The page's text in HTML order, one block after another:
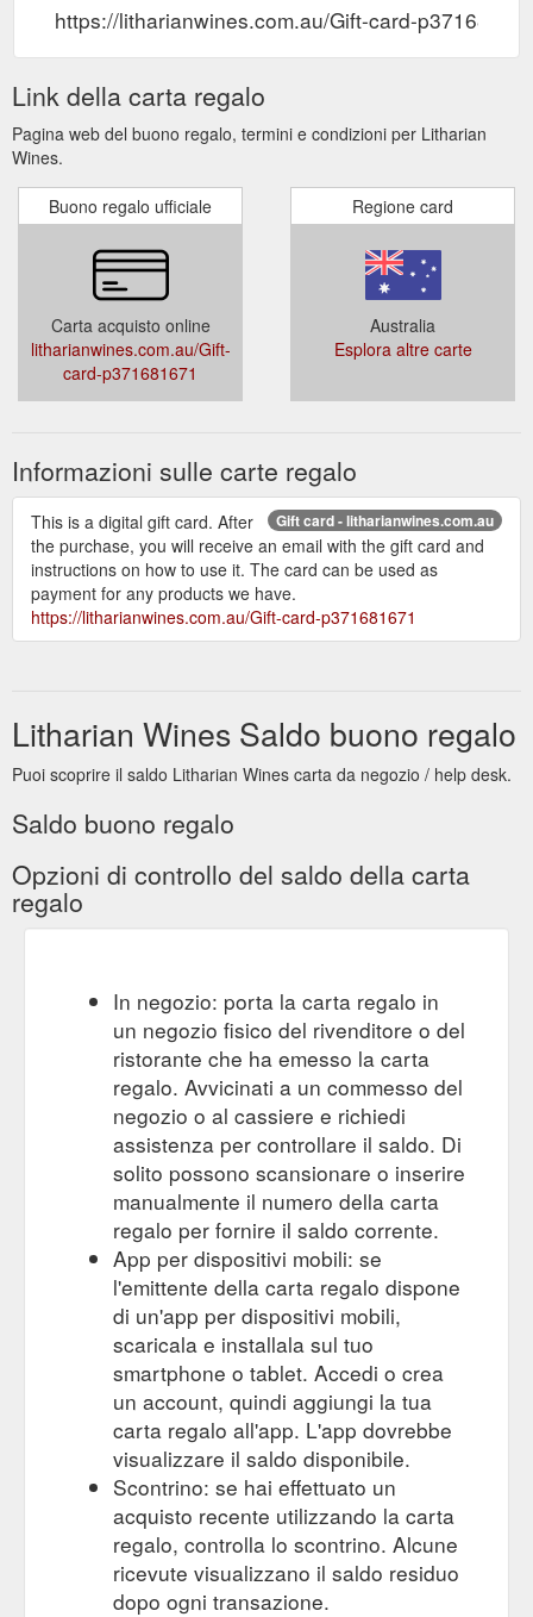
https://litharianwines.com.au/Gift-card-
Link della carta regalo
Pagina web del buono regalo, termini e condizioni per Litharian
Wines.
Buono regalo ufficiale
Carta acquisto online
litharianwines.com.au/Gift-
card-p371681671
Regione card
Australia
Esplora altre carte
Informazioni sulle carte regalo
Gift card - litharianwines.com.au
This is a digital gift card. After
the purchase, you will receive an email with the gift card and
instructions on how to use it. The card can be used as
payment for any products we have.
https://litharianwines.com.au/Gift-card-p371681671
Litharian Wines Saldo buono regalo
Puoi scoprire il saldo Litharian Wines carta da negozio / help desk.
Saldo buono regalo
Opzioni di controllo del saldo della carta
regalo
In negozio: porta la carta regalo in
un negozio fisico del rivenditore o del
ristorante che ha emesso la carta
regalo. Avvicinati a un commesso del
negozio o al cassiere e richiedi
assistenza per controllare il saldo. Di
solito possono scansionare o inserire
manualmente il numero della carta
regalo per fornire il saldo corrente.
App per dispositivi mobili: se
l'emittente della carta regalo dispone
di un'app per dispositivi mobili,
scaricala e installala sul tuo
smartphone o tablet. Accedi o crea
un account, quindi aggiungi la tua
carta regalo all'app. L'app dovrebbe
visualizzare il saldo disponibile.
Scontrino: se hai effettuato un
acquisto recente utilizzando la carta
regalo, controlla lo scontrino. Alcune
ricevute visualizzano il saldo residuo
dopo ogni transazione.